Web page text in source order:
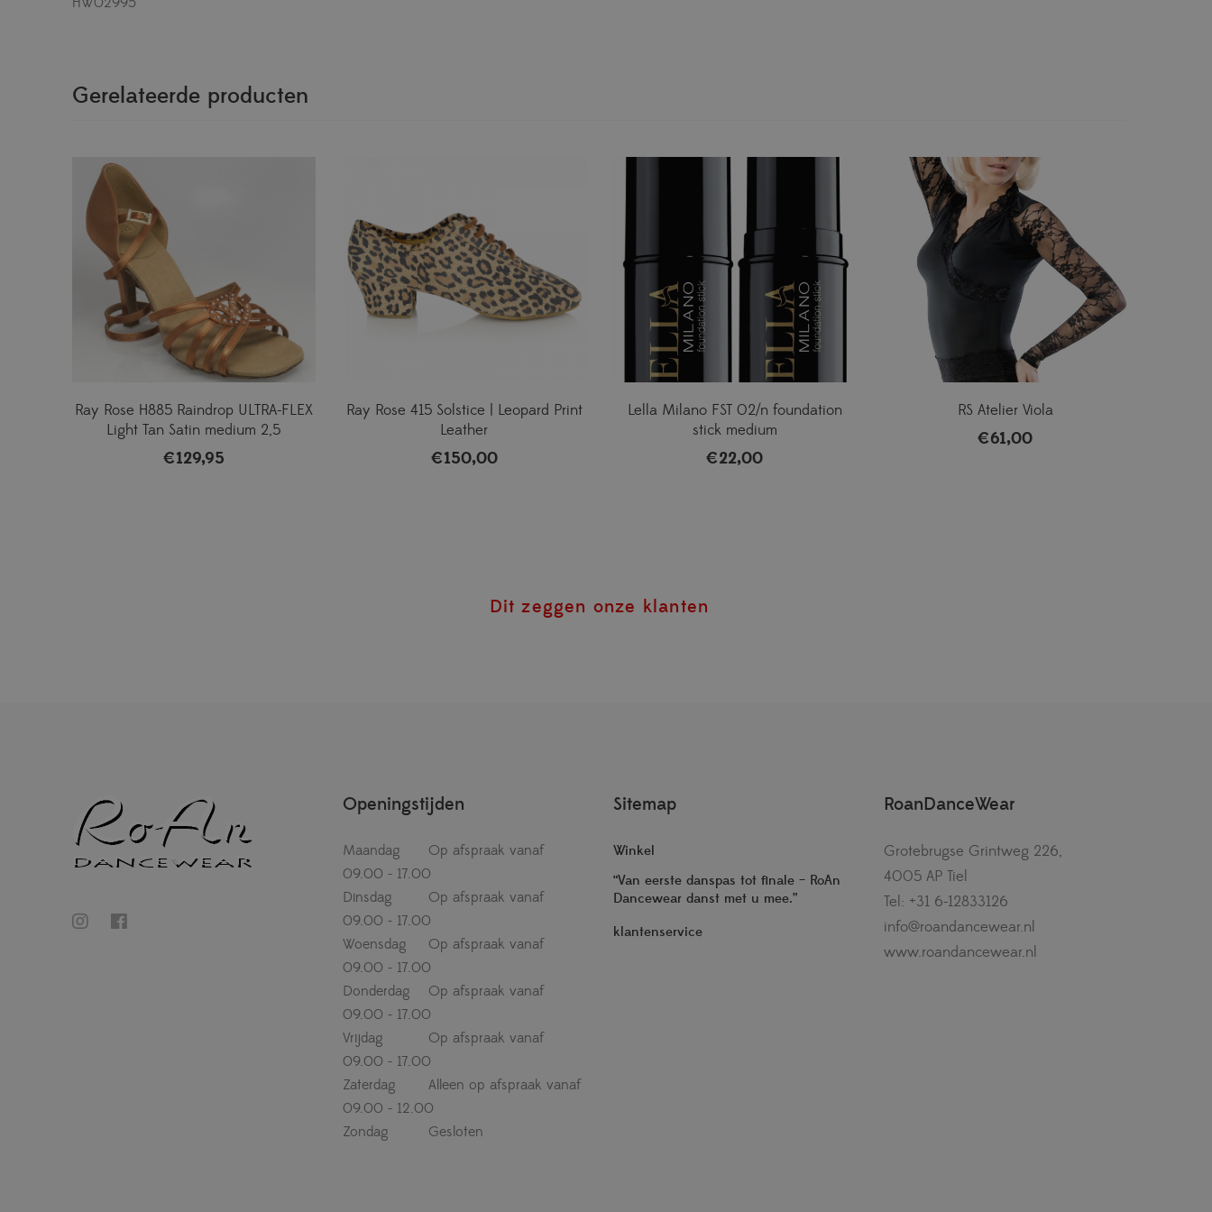
Gerelateerde producten
Ray Rose H885 Raindrop ULTRA-FLEX
Light Tan Satin medium 2,5
€129,95
Ray Rose 415 Solstice | Leopard Print
Leather
€150,00
Lella Milano FST 02/n foundation
stick medium
€22,00
RS Atelier Viola
€61,00
Dit zeggen onze klanten
Openingstijden
Maandag
Op afspraak vanaf
09.00 - 17.00
Dinsdag
Op afspraak vanaf
09.00 - 17.00
Woensdag
Op afspraak vanaf
09.00 - 17.00
Donderdag
Op afspraak vanaf
09.00 - 17.00
Vrijdag
Op afspraak vanaf
09.00 - 17.00
Zaterdag
Alleen op afspraak vanaf
09.00 - 12.00
Zondag
Gesloten
Sitemap
Winkel
“Van eerste danspas tot finale – RoAn
Dancewear danst met u mee.”
klantenservice
RoanDanceWear
Grotebrugse Grintweg 226,
4005 AP Tiel
Tel: +31 6-12833126
info@roandancewear.nl
www.roandancewear.nl